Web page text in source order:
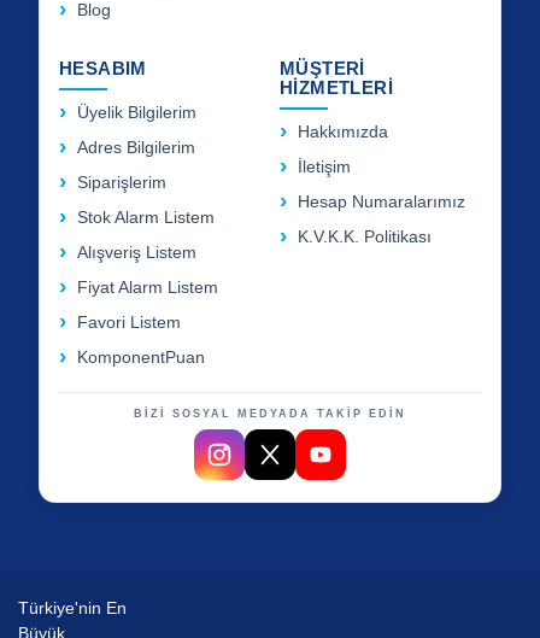
Blog
HESABIM
Üyelik Bilgilerim
Adres Bilgilerim
Siparişlerim
Stok Alarm Listem
Alışveriş Listem
Fiyat Alarm Listem
Favori Listem
KomponentPuan
MÜŞTERİ
HİZMETLERİ
Hakkımızda
İletişim
Hesap Numaralarımız
K.V.K.K. Politikası
BİZİ SOSYAL MEDYADA TAKİP EDİN
Türkiye'nin En
Büyük